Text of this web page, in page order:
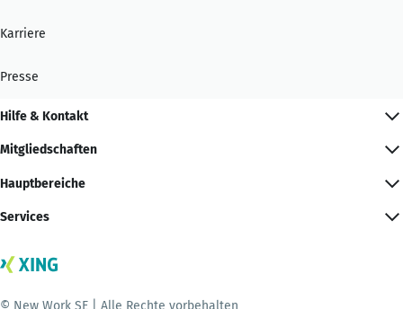
Karriere
Presse
Hilfe & Kontakt
Mitgliedschaften
Hauptbereiche
Services
© New Work SE | Alle Rechte vorbehalten